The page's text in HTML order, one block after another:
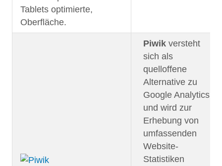
Tablets optimierte,
Oberfläche.
Piwik versteht
sich als
quelloffene
Alternative zu
Google Analytics
und wird zur
Erhebung von
umfassenden
Website-
Statistiken